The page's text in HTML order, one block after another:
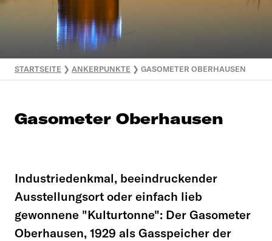
STARTSEITE ❯ ANKERPUNKTE ❯ GASOMETER OBERHAUSEN
Gasometer Oberhausen
Industriedenkmal, beeindruckender
Ausstellungsort oder einfach lieb
gewonnene "Kulturtonne": Der Gasometer
Oberhausen, 1929 als Gasspeicher der